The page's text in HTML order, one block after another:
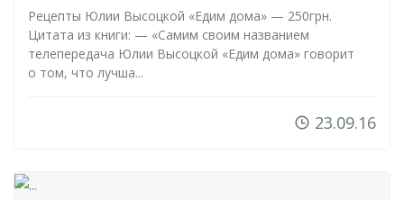
Рецепты Юлии Высоцкой «Едим дома» — 250грн.
Цитата из книги: — «Самим своим названием
телепередача Юлии Высоцкой «Едим дома» говорит
о том, что лучша...
23.09.16